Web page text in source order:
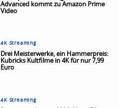
Advanced kommt zu Amazon Prime
Video
4K Streaming
Drei Meisterwerke, ein Hammerpreis:
Kubricks Kultfilme in 4K für nur 7,99
Euro
4K Streaming